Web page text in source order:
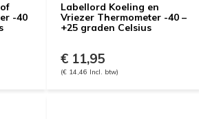
-40
Labellord Koeling en
Vriezer Thermometer -40 –
+25 graden Celsius
€ 11,95
(€ 14,46 Incl. btw)